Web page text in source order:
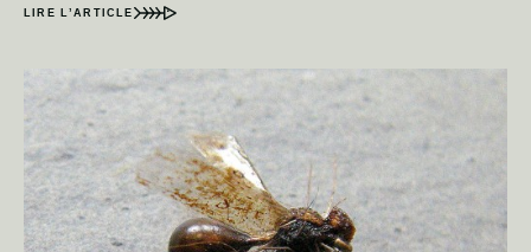
LIRE L’ARTICLE